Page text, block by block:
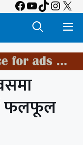
Facebook
YouTube
TikTok
X
फलफूल